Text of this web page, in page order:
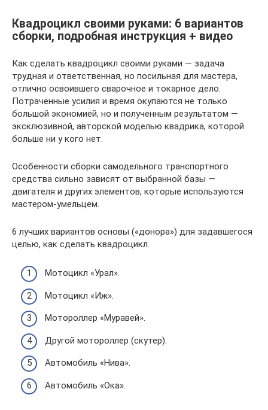
Квадроцикл своими руками: 6 вариантов
сборки, подробная инструкция + видео
Как сделать квадроцикл своими руками — задача
трудная и ответственная, но посильная для мастера,
отлично освоившего сварочное и токарное дело.
Потраченные усилия и время окупаются не только
большой экономией, но и полученным результатом —
эксклюзивной, авторской моделью квадрика, которой
больше ни у кого нет.
Особенности сборки самодельного транспортного
средства сильно зависят от выбранной базы —
двигателя и других элементов, которые используются
мастером-умельцем.
6 лучших вариантов основы («донора») для задавшегося
целью, как сделать квадроцикл.
Мотоцикл «Урал».
Мотоцикл «Иж».
Мотороллер «Муравей».
Другой мотороллер (скутер).
Автомобиль «Нива».
Автомобиль «Ока».